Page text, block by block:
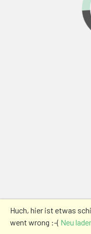
Huch, hier ist etwas
went wrong :-( Neu